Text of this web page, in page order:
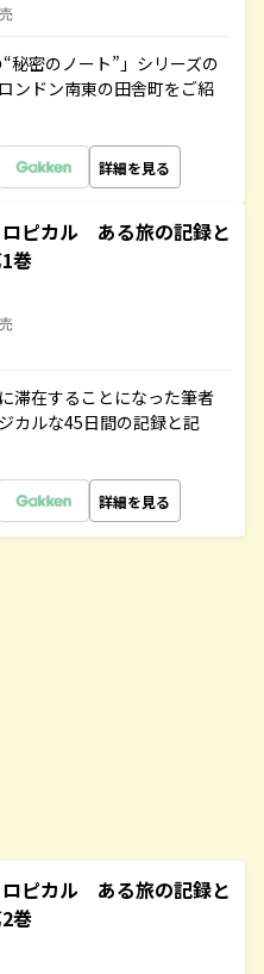
秘密のノート”」シリーズの
ンドン南東の田舎町をご紹
詳細を見る
ロピカル ある旅の記録と
巻
滞在することになった筆者
カルな45日間の記録と記
詳細を見る
ロピカル ある旅の記録と
巻